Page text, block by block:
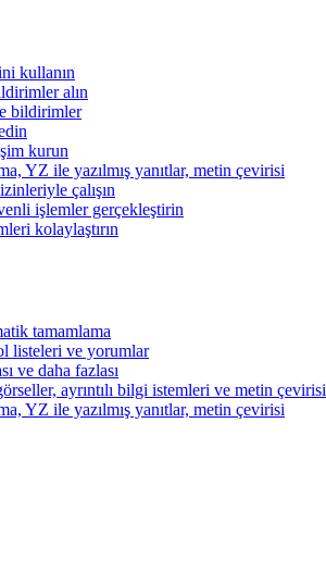
kullanın
alın
bildirimler
kurun
YZ ile yazılmış yanıtlar, metin çevirisi
çalışın
işlemler gerçekleştirin
kolaylaştırın
tamamlama
listeleri ve yorumlar
ve daha fazlası
ayrıntılı bilgi istemleri ve metin çevirisi
YZ ile yazılmış yanıtlar, metin çevirisi